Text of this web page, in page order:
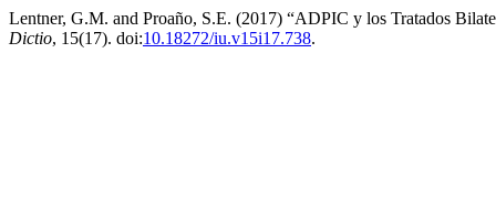
Lentner, G.M. and Proaño, S.E. (2017) “ADPIC y los Tratados
Dictio, 15(17). doi:10.18272/iu.v15i17.738.